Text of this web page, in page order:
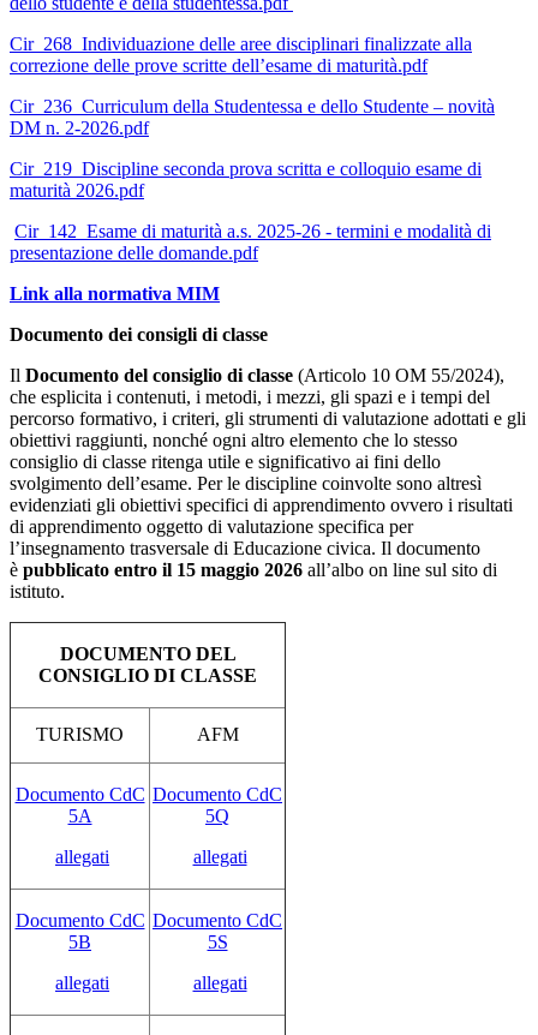
Cir_268_Individuazione delle aree disciplinari finalizzate alla
correzione delle prove scritte dell’esame di maturità.pdf
Cir_236_Curriculum della Studentessa e dello Studente – novità
DM n. 2-2026.pdf
Cir_219_Discipline seconda prova scritta e colloquio esame di
maturità 2026.pdf
Cir_142_Esame di maturità a.s. 2025-26 - termini e modalità di
presentazione delle domande.pdf
Link alla normativa MIM
Documento dei consigli di classe
Il Documento del consiglio di classe (Articolo 10 OM 55/2024),
che esplicita i contenuti, i metodi, i mezzi, gli spazi e i tempi del
percorso formativo, i criteri, gli strumenti di valutazione adottati e gli
obiettivi raggiunti, nonché ogni altro elemento che lo stesso
consiglio di classe ritenga utile e significativo ai fini dello
svolgimento dell’esame. Per le discipline coinvolte sono altresì
evidenziati gli obiettivi specifici di apprendimento ovvero i risultati
di apprendimento oggetto di valutazione specifica per
l’insegnamento trasversale di Educazione civica. Il documento
è pubblicato entro il 15 maggio 2026 all’albo on line sul sito di
istituto.
DOCUMENTO DEL
CONSIGLIO DI CLASSE
TURISMO AFM
Documento CdC
5A
allegati
Documento CdC
5Q
allegati
Documento CdC
5B
allegati
Documento CdC
5S
allegati